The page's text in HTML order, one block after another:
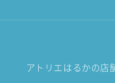
アトリエはるかの店